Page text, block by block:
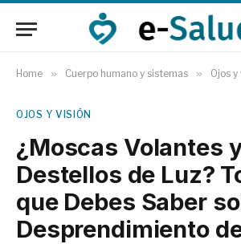
Home » Cuerpo humano y sistemas » Ojos y
OJOS Y VISIÓN
¿Moscas Volantes
Destellos de Luz?
que Debes Saber
Desprendimiento